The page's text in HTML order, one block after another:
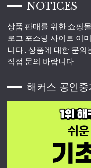
NOTICES
상품 판매를 위한 쇼핑
로그 포스팅 사이트 이
니다 . 상품에 대한 문의
직접 문의 바랍니다
해커스 공인중